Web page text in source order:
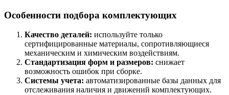
Особенности подбора комплектующих
Качество деталей: используйте только
сертифицированные материалы, сопротивляющиеся
механическим и химическим воздействиям.
Стандартизация форм и размеров: снижает
возможность ошибок при сборке.
Системы учета: автоматизированные базы данных для
отслеживания наличия и движений комплектующих.